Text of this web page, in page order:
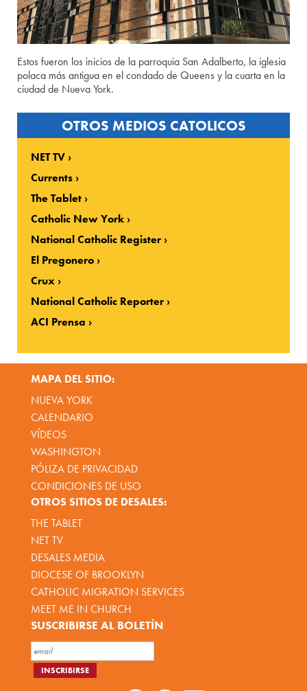
Estos fueron los inicios de la parroquia San Adalberto, la iglesia
polaca más antigua en el condado de Queens y la cuarta en la
ciudad de Nueva York.
OTROS MEDIOS CATOLICOS
NET TV
Currents
The Tablet
Catholic New York
National Catholic Register
El Pregonero
Crux
National Catholic Reporter
ACI Prensa
MAPA DEL SITIO:
NUEVA YORK
CALENDARIO
VÍDEOS
WASHINGTON
PÓLIZA DE PRIVACIDAD
CONDICIONES DE USO
OTROS SITIOS DE DESALES:
THE TABLET
NET TV
DESALES MEDIA
DIOCESE OF BROOKLYN
CATHOLIC MIGRATION SERVICES
MEET ME IN CHURCH
SUSCRIBIRSE AL BOLETÍN